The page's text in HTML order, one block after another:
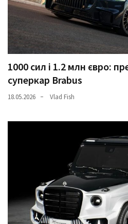
1000 сил і 1.2 млн євро:
суперкар Brabus
18.05.2026 Vlad Fish